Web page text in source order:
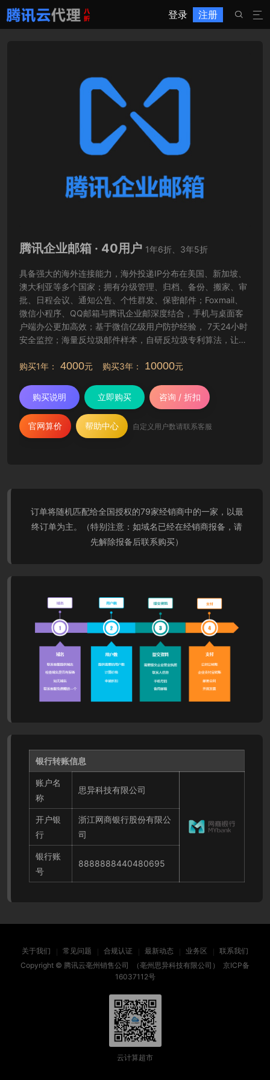
登录 注册 

腾讯企业邮箱 · 40用户 1年6折、3年5折
具备强大的海外连接能力，海外投递IP分布在美国、新加坡、
澳大利亚等多个国家；拥有分级管理、归档、备份、搬家、审
批、日程会议、通知公告、个性群发、保密邮件；Foxmail、
微信小程序、QQ邮箱与腾讯企业邮深度结合，手机与桌面客
户端办公更加高效；基于微信亿级用户防护经验， 7天24小时
安全监控；海量反垃圾邮件样本，自研反垃圾专利算法，让工
购买1年：
4000元 购买3年： 10000元
购买说明 立即购买 咨询 / 折扣
官网算价 帮助中心 自定义用户数请联系客服
订单将随机匹配给全国授权的79家经销商中的一家，以最
终订单为主。（特别注意：如域名已经在经销商报备，请
先解除报备后联系购买）
银行转账信息
账户名
称
思异科技有限公司
开户银
行
浙江网商银行股份有限公
司
银行账
号
8888888440480695
关于我们 常见问题 合规认证 最新动态 业务区
联系我们
Copyright © 腾讯云亳州销售公司 （亳州思异科技有限公司） 京ICP备
16037112号
云计算超市